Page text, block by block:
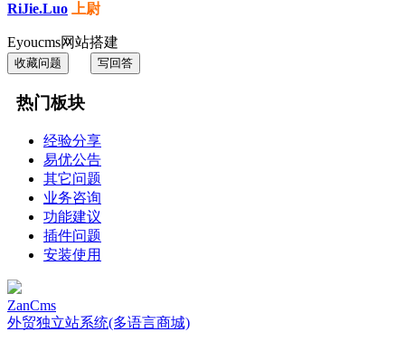
RiJie.Luo 上尉
Eyoucms网站搭建
收藏问题 写回答
热门板块
经验分享
易优公告
其它问题
业务咨询
功能建议
插件问题
安装使用
ZanCms
外贸独立站系统(多语言商城)